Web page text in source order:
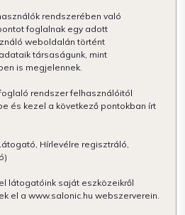
rendszerében való
foglalnak egy adott
weboldalán történt
társaságunk, mint
is megjelennek.
rendszer felhasználóitól
és kezel a következő pontokban írt
Hírlevélre regisztráló,
látogatóink saját eszközeikről
el a www.salonic.hu webszerverein.